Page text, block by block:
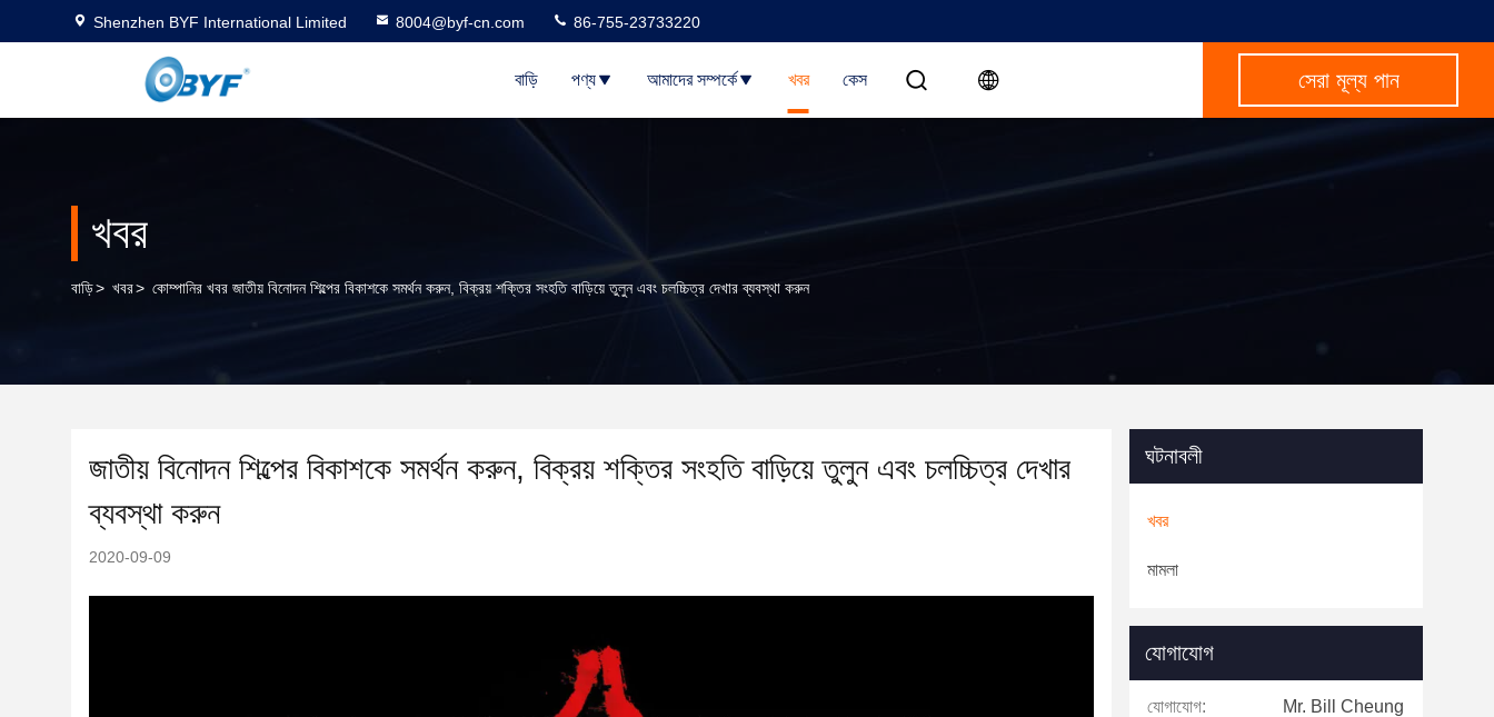
Shenzhen BYF International Limited 8004@byf-cn.com 86-755-23733220
বাড়ি পণ্য আমাদের সম্পর্কে খবর কেস সেরা মূল্য পান
খবর
বাড়ি> খবর> কোম্পানির খবর জাতীয় বিনোদন শিল্পের বিকাশকে সমর্থন করুন, বিক্রয় শক্তির সংহতি বাড়িয়ে তুলুন এবং চলচ্চিত্র দেখার ব্যবস্থা করুন
জাতীয় বিনোদন শিল্পের বিকাশকে সমর্থন করুন, বিক্রয় শক্তির সংহতি বাড়িয়ে তুলুন এবং চলচ্চিত্র দেখার
ব্যবস্থা করুন
2020-09-09
ঘটনাবলী
খবর
মামলা
যোগাযোগ
যোগাযোগ: Mr. Bill Cheung